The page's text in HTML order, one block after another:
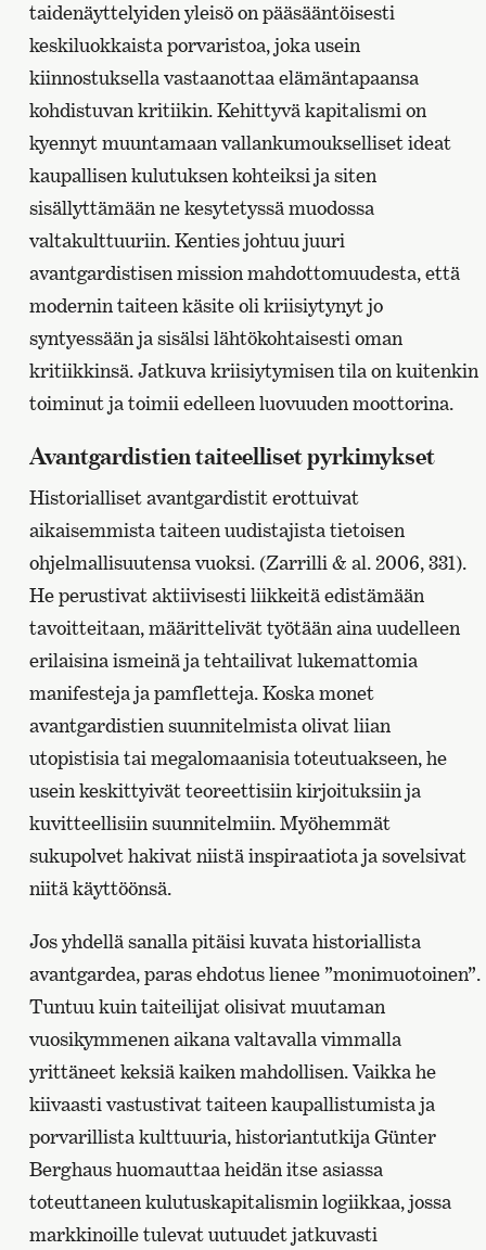
taidenäyttelyiden yleisö on pääsääntöisesti
keskiluokkaista porvaristoa, joka usein
kiinnostuksella vastaanottaa elämäntapaansa
kohdistuvan kritiikin. Kehittyvä kapitalismi on
kyennyt muuntamaan vallankumoukselliset ideat
kaupallisen kulutuksen kohteiksi ja siten
sisällyttämään ne kesytetyssä muodossa
valtakulttuuriin. Kenties johtuu juuri
avantgardistisen mission mahdottomuudesta, että
modernin taiteen käsite oli kriisiytynyt jo
syntyessään ja sisälsi lähtökohtaisesti oman
kritiikkinsä. Jatkuva kriisiytymisen tila on kuitenkin
toiminut ja toimii edelleen luovuuden moottorina.
Avantgardistien taiteelliset pyrkimykset
Historialliset avantgardistit erottuivat
aikaisemmista taiteen uudistajista tietoisen
ohjelmallisuutensa vuoksi. (Zarrilli & al. 2006, 331).
He perustivat aktiivisesti liikkeitä edistämään
tavoitteitaan, määrittelivät työtään aina uudelleen
erilaisina ismeinä ja tehtailivat lukemattomia
manifesteja ja pamfletteja. Koska monet
avantgardistien suunnitelmista olivat liian
utopistisia tai megalomaanisia toteutuakseen, he
usein keskittyivät teoreettisiin kirjoituksiin ja
kuvitteellisiin suunnitelmiin. Myöhemmät
sukupolvet hakivat niistä inspiraatiota ja sovelsivat
niitä käyttöönsä.
Jos yhdellä sanalla pitäisi kuvata historiallista
avantgardea, paras ehdotus lienee ”monimuotoinen”.
Tuntuu kuin taiteilijat olisivat muutaman
vuosikymmenen aikana valtavalla vimmalla
yrittäneet keksiä kaiken mahdollisen. Vaikka he
kiivaasti vastustivat taiteen kaupallistumista ja
porvarillista kulttuuria, historiantutkija Günter
Berghaus huomauttaa heidän itse asiassa
toteuttaneen kulutuskapitalismin logiikkaa, jossa
markkinoille tulevat uutuudet jatkuvasti